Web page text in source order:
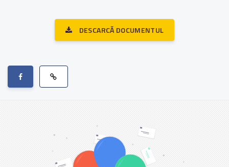
DESCARCĂ DOCUMENTUL